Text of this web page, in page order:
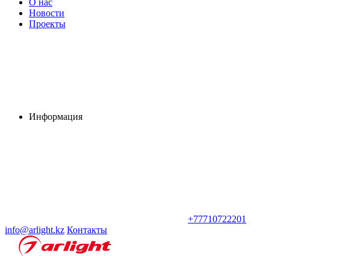
О нас
Новости
Проекты
Информация
+77710722201
info@arlight.kz Контакты